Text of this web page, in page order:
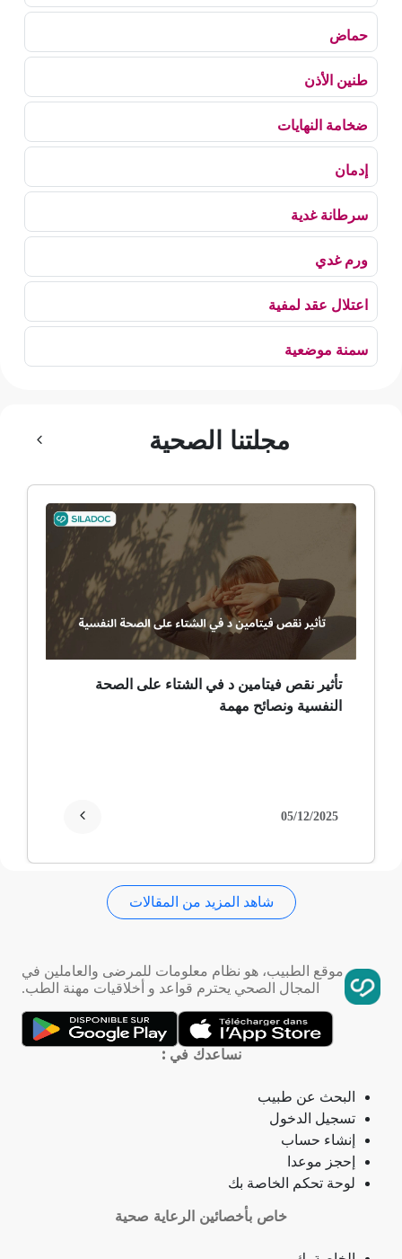
حماض
طنين الأذن
ضخامة النهايات
إدمان
سرطانة غدية
ورم غدي
اعتلال عقد لمفية
سمنة موضعية
ألم وعائي وجهي
ضمور عصبي ألمي
حساسية
ثعلبة
ألزهايمر (مرض)
تمدد الأوعية الدموية
التهاب الحلق
ذبحة صدرية (مصطلح لاتيني)
فقدان الشهية
فقدان حاسة الشم
مجلتنا الصحية
تأثير نقص فيتامين د في الشتاء على الصحة
النفسية ونصائح مهمة
05/12/2025
شاهد المزيد من المقالات
موقع الطبيب، هو نظام معلومات للمرضى والعاملين في
المجال الصحي يحترم قواعد و أخلاقيات مهنة الطب.
نساعدك في :
البحث عن طبيب
تسجيل الدخول
إنشاء حساب
إحجز موعدا
لوحة تحكم الخاصة بك
خاص بأخصائين الرعاية صحية